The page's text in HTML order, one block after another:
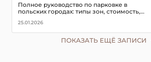
Полное руководство по парковке в
польских городах: типы зон, стоимость,
советы, чтобы не получить штраф в 2026
году
25.01.2026
ПОКАЗАТЬ ЕЩЁ ЗАПИСИ